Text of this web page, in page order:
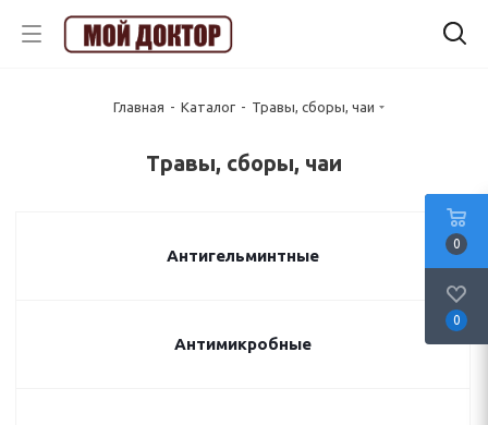
Главная - Каталог - Травы, сборы, чаи
Травы, сборы, чаи
Антигельминтные
Антимикробные
0
0